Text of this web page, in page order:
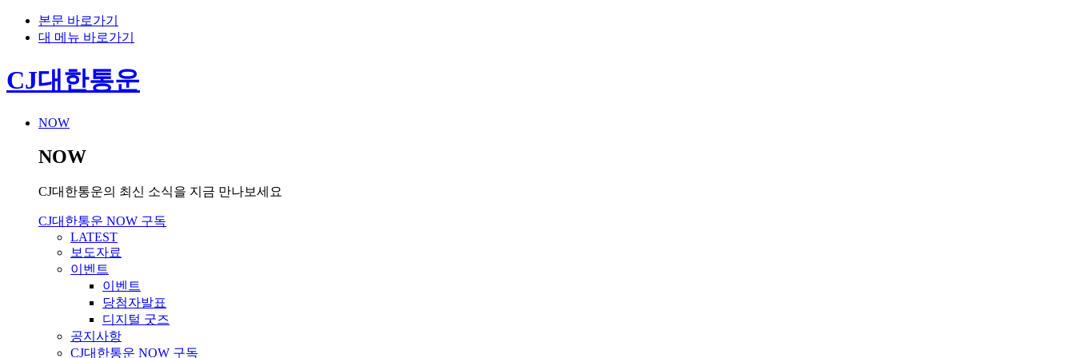
본문 바로가기
대 메뉴 바로가기
CJ대한통운
NOW
NOW
CJ대한통운의 최신 소식을 지금 만나보세요
CJ대한통운 NOW 구독
LATEST
보도자료
이벤트
이벤트
당첨자발표
디지털 굿즈
공지사항
CJ대한통운 NOW 구독